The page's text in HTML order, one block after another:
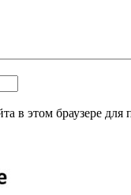
в этом браузере